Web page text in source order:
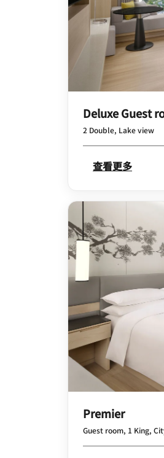
Deluxe Guest
2 Double, Lake view
查看更多
Premier
Guest room, 1 King,